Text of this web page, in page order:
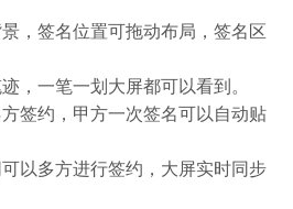
，签名位置可拖动布局，签名区
，一笔一划大屏都可以看到。
签约，甲方一次签名可以自动贴
以多方进行签约，大屏实时同步